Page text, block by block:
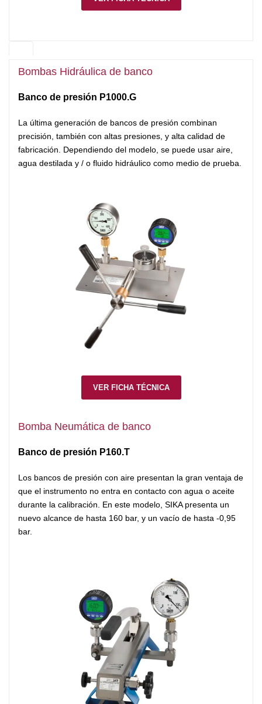
Bombas Hidráulica de banco
Banco de presión P1000.G
La última generación de bancos de presión combinan
precisión, también con altas presiones, y alta calidad de
fabricación. Dependiendo del modelo, se puede usar aire,
agua destilada y / o fluido hidráulico como medio de prueba.
VER FICHA TÉCNICA
Bomba Neumática de banco
Banco de presión P160.T
Los bancos de presión con aire presentan la gran ventaja de
que el instrumento no entra en contacto con agua o aceite
durante la calibración. En este modelo, SIKA presenta un
nuevo alcance de hasta 160 bar, y un vacío de hasta -0,95
bar.